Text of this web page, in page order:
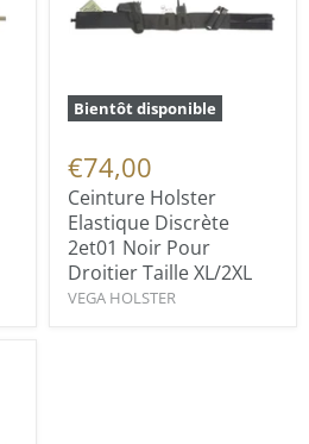
Bientôt disponible
€74,00
Ceinture Holster
Elastique Discrète
2et01 Noir Pour
Droitier Taille XL/2XL
VEGA HOLSTER